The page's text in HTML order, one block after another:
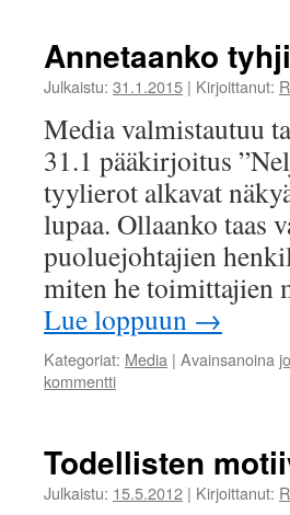
Annetaanko
Julkaistu: 31.1.2015 | Kirjoittanut:
Media valmistautuu
31.1 pääkirjoitus
tyylierot alkavat
lupaa. Ollaanko taas
puoluejohtajien
miten he toimittajien
Lue loppuun →
Kategoriat: Media | Avainsanoina
kommentti
Todellisten
Julkaistu: 15.5.2012 | Kirjoittanut: